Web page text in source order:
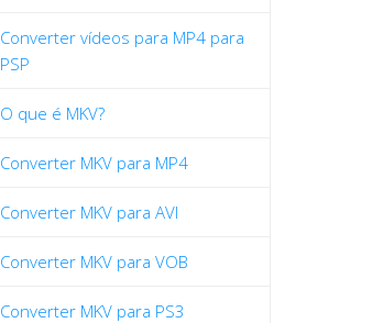
Converter vídeos para MP4 para
PSP
O que é MKV?
Converter MKV para MP4
Converter MKV para AVI
Converter MKV para VOB
Converter MKV para PS3